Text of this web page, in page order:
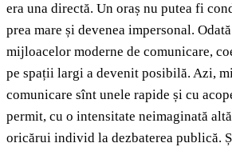
era una directă. Un oraș nu putea fi
prea mare și devenea impersonal.
mijloacelor moderne de comunicare,
pe spații largi a devenit posibilă. Azi,
comunicare sînt unele rapide și cu
permit, cu o intensitate neimaginată
oricărui individ la dezbaterea publică.